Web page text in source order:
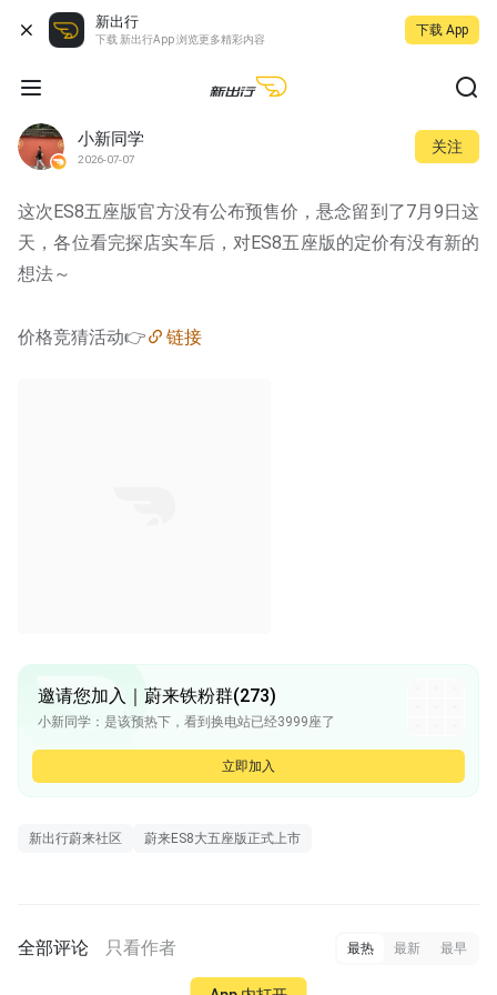
新出行
下载 新出行App 浏览更多精彩内容
下载 App
小新同学
2026-07-07
关注
这次ES8五座版官方没有公布预售价，悬念留到了7月9日这
天，各位看完探店实车后，对ES8五座版的定价有没有新的
想法～
价格竞猜活动👉 链接
邀请您加入｜蔚来铁粉群(273)
小新同学：是该预热下，看到换电站已经3999座了
立即加入
新出行蔚来社区 蔚来ES8大五座版正式上市
全部评论 只看作者 最热 最新 最早